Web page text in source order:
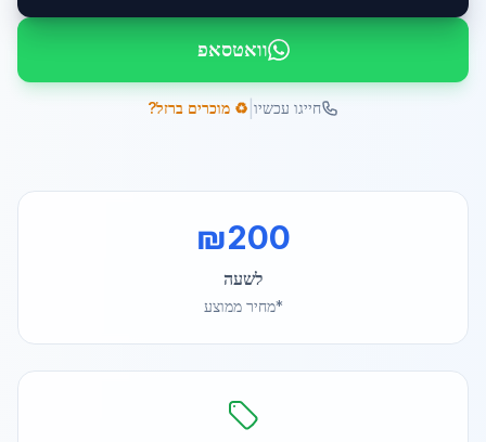
וואטסאפ
חייגו עכשיו ♻️ מוכרים ברזל?
₪200
לשעה
*מחיר ממוצע